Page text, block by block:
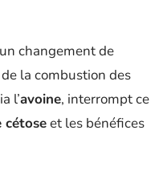
changement de
la combustion des
l’avoine, interrompt ce
cétoseet les bénéfices